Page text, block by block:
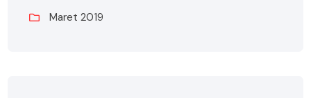
Maret 2019